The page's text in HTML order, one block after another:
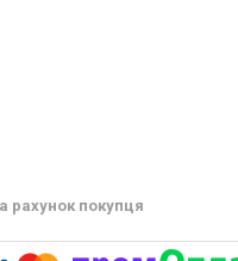
рахунок покупця